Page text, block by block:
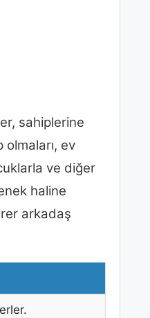
sahiplerine
olmaları, ev
ve diğer
haline
arkadaş